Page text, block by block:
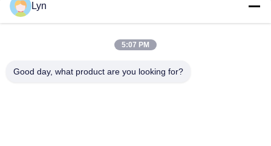
Lyn
5:07 PM
Good day, what product are you looking for?